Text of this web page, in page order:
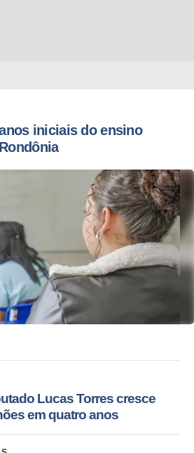
iniciais do ensino
Lucas Torres cresce
em quatro anos